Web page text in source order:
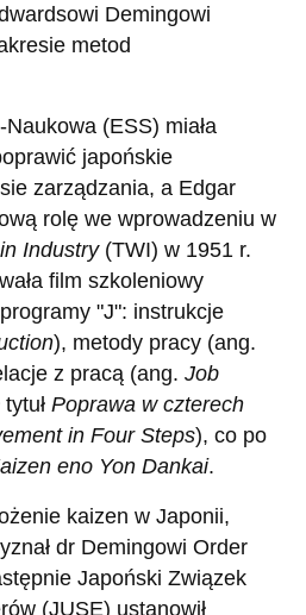
Demingowi
metod
(ESS) miała
japońskie
zarządzania, a Edgar
rolę we wprowadzeniu w
Industry(TWI) w 1951 r.
film szkoleniowy
"J": instrukcje
), metody pracy (ang.
z pracą (ang. Job
Poprawa w czterech
in Four Steps), co po
eno Yon Dankai.
kaizen w Japonii,
dr Demingowi Order
Japoński Związek
(JUSE) ustanowił